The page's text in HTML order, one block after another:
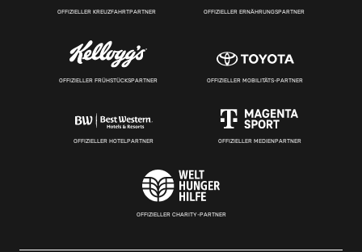
OFFIZIELLER KREUZFAHRTPARTNER OFFIZIELLER ERNÄHRUNGSPARTNER
OFFIZIELLER FRÜHSTÜCKSPARTNER OFFIZIELLER MOBILITÄTS-PARTNER
OFFIZIELLER HOTELPARTNER OFFIZIELLER MEDIENPARTNER
OFFIZIELLER CHARITY-PARTNER